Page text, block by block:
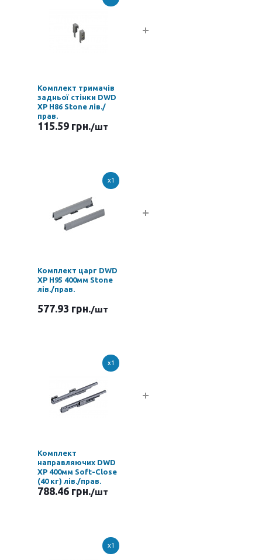
Комплект тримачів
задньої стінки DWD
XP H86 Stone лів./
прав.
115.59 грн./шт
x1
Комплект царг DWD
XP H95 400мм Stone
лів./прав.
577.93 грн./шт
x1
Комплект
направляючих DWD
XP 400мм Soft-Close
(40 кг) лів./прав.
788.46 грн./шт
x1